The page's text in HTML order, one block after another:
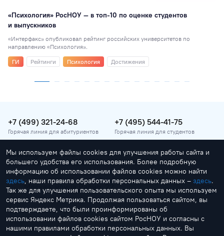
«Психология» РосНОУ — в топ-10 по оценке студентов
и выпускников
«Интерфакс» опубликовал рейтинг российских университетов по
направлению «Психология».
ГИ
Рейтинги Психология Достижения
+7 (499) 321-24-68
Горячая линия для абитуриентов
+7 (495) 544-41-75
Горячая линия для студентов
vopros@rosnou.ru
Горячая линия для абитуриентов
Москва, улица Радио, 22
Главный корпус
Мы используем файлы cookies для улучшения работы сайта и
большего удобства его использования. Более подробную
информацию об использовании файлов cookies можно найти
здесь, наши правила обработки персональных данных – здесь.
Так же для улучшения пользовательского опыта мы используем
сервис Яндекс Метрика. Продолжая пользоваться сайтом, вы
подтверждаете, что были проинформированы об
использовании файлов cookies сайтом РосНОУ и согласны с
нашими правилами обработки персональных данных. Вы